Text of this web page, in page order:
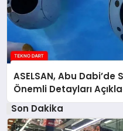
ASELSAN, Abu
Önemli Detayları
Son Dakika